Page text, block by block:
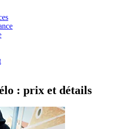
: prix et détails